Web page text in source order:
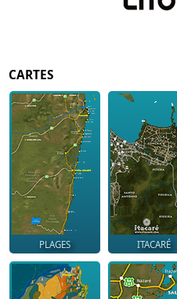
CARTES
PLAGES ITACARÉ